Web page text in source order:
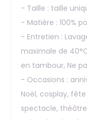
- Taille : taille
- Matière : 100%
- Entretien :
maximale de
en tambour, Ne
- Occasions :
Noël, cosplay,
spectacle,